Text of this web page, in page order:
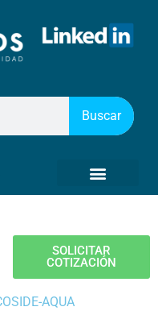
Buscar
SOLICITAR
COTIZACIÓN
AQUA